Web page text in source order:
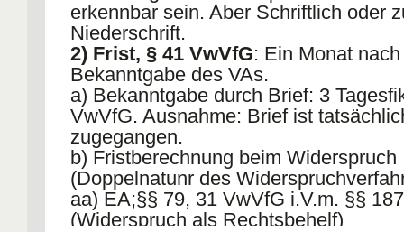
erkennbar sein. Aber Schriftlich oder
Niederschrift.
2) Frist, § 41 VwVfG: Ein Monat nach
Bekanntgabe des VAs.
a) Bekanntgabe durch Brief: 3
VwVfG. Ausnahme: Brief ist
zugegangen.
b) Fristberechnung beim Widerspruch
(Doppelnatunr des
aa) EA;§§ 79, 31 VwVfG i.V.m. §§
(Widerspruch als Rechtsbehelf)